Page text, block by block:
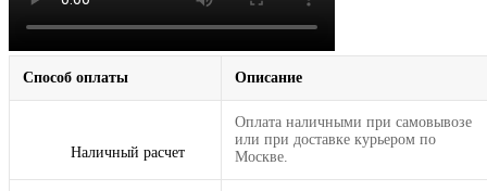
Способ оплаты Описание
Наличный расчет
Оплата наличными при самовывозе
или при доставке курьером по
Москве.